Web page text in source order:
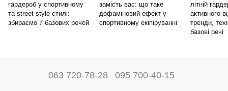
гардероб у спортивному
та street style стилі:
збираємо 7 базових речей
замість вас: що таке
дофаміновий ефект у
спортивному екіпіруванні
літній
активного
тренди,
базові речі
063 720-78-28 095 700-40-15